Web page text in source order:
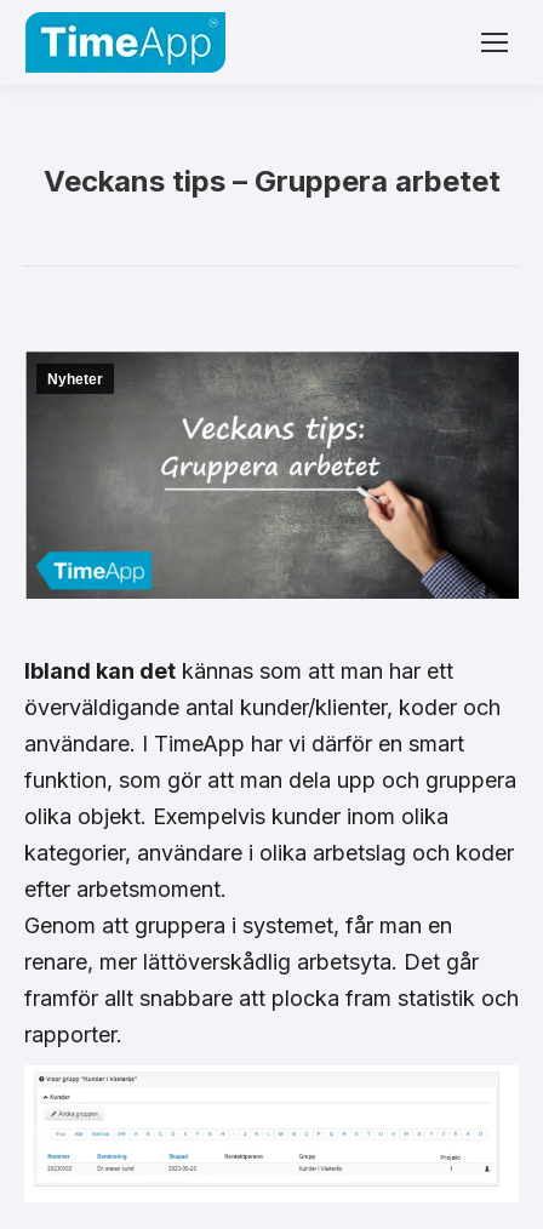
Veckans tips – Gruppera arbetet
Nyheter
Ibland kan det kännas som att man har ett
överväldigande antal kunder/klienter, koder och
användare. I TimeApp har vi därför en smart
funktion, som gör att man dela upp och gruppera
olika objekt. Exempelvis kunder inom olika
kategorier, användare i olika arbetslag och koder
efter arbetsmoment.
Genom att gruppera i systemet, får man en
renare, mer lättöverskådlig arbetsyta. Det går
framför allt snabbare att plocka fram statistik och
rapporter.